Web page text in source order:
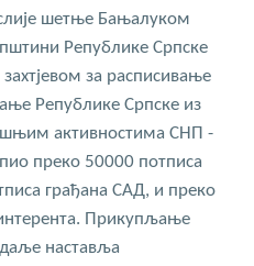
шетње Бањалуком
Републике Српске
за расписивање
Републике Српске из
активностима СНП -
преко 50000 потписа
грађана САД, и преко
Прикупљање
наставља